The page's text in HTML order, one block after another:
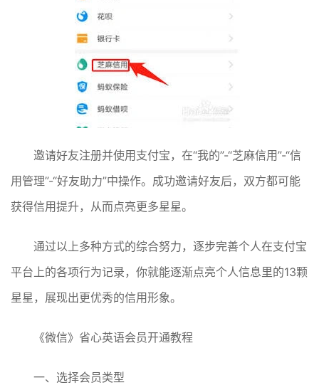
邀请好友注册并使用支付宝，在“我的”-“芝麻信用”-“信
用管理”-“好友助力”中操作。成功邀请好友后，双方都可能
获得信用提升，从而点亮更多星星。
通过以上多种方式的综合努力，逐步完善个人在支付宝
平台上的各项行为记录，你就能逐渐点亮个人信息里的13颗
星星，展现出更优秀的信用形象。
《微信》省心英语会员开通教程
一、选择会员类型